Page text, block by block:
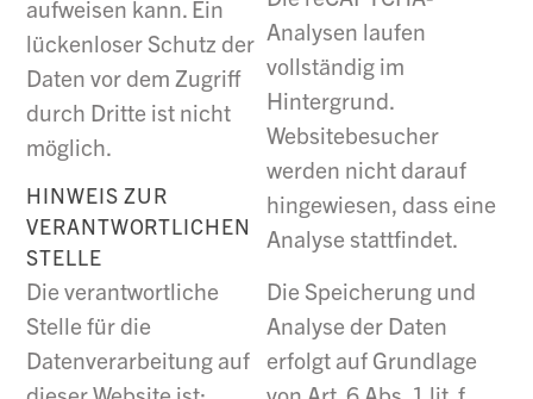
aufweisen kann. Ein
lückenloser Schutz der
Daten vor dem Zugriff
durch Dritte ist nicht
möglich.
HINWEIS ZUR
VERANTWORTLICHEN
STELLE
Die verantwortliche
Stelle für die
Datenverarbeitung auf
Analysen laufen
vollständig im
Hintergrund.
Websitebesucher
werden nicht darauf
hingewiesen, dass eine
Analyse stattfindet.
Die Speicherung und
Analyse der Daten
erfolgt auf Grundlage